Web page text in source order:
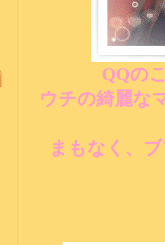
QQの
ウチの綺麗な
まもなく、